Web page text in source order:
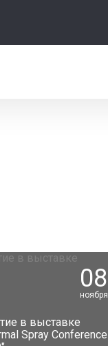
08
ноября
в выставке
Spray Conference